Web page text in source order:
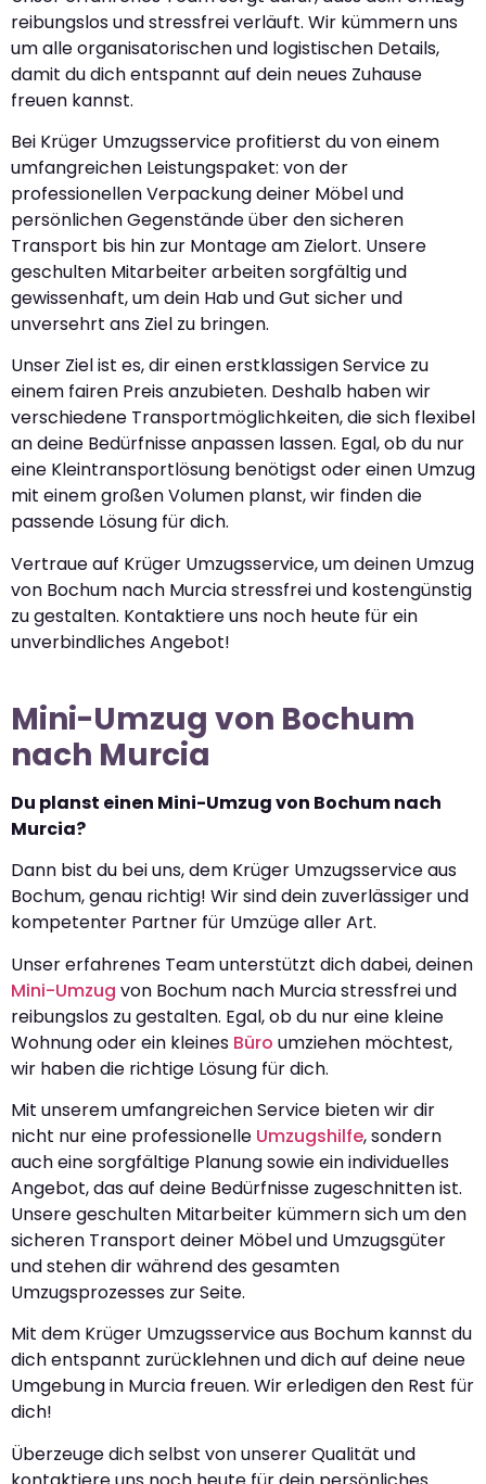
reibungslos und stressfrei verläuft. Wir kümmern uns
um alle organisatorischen und logistischen Details,
damit du dich entspannt auf dein neues Zuhause
freuen kannst.
Bei Krüger Umzugsservice profitierst du von einem
umfangreichen Leistungspaket: von der
professionellen Verpackung deiner Möbel und
persönlichen Gegenstände über den sicheren
Transport bis hin zur Montage am Zielort. Unsere
geschulten Mitarbeiter arbeiten sorgfältig und
gewissenhaft, um dein Hab und Gut sicher und
unversehrt ans Ziel zu bringen.
Unser Ziel ist es, dir einen erstklassigen Service zu
einem fairen Preis anzubieten. Deshalb haben wir
verschiedene Transportmöglichkeiten, die sich flexibel
an deine Bedürfnisse anpassen lassen. Egal, ob du nur
eine Kleintransportlösung benötigst oder einen Umzug
mit einem großen Volumen planst, wir finden die
passende Lösung für dich.
Vertraue auf Krüger Umzugsservice, um deinen Umzug
von Bochum nach Murcia stressfrei und kostengünstig
zu gestalten. Kontaktiere uns noch heute für ein
unverbindliches Angebot!
Mini-Umzug von Bochum
nach Murcia
Du planst einen Mini-Umzug von Bochum nach
Murcia?
Dann bist du bei uns, dem Krüger Umzugsservice aus
Bochum, genau richtig! Wir sind dein zuverlässiger und
kompetenter Partner für Umzüge aller Art.
Unser erfahrenes Team unterstützt dich dabei, deinen
Mini-Umzug von Bochum nach Murcia stressfrei und
reibungslos zu gestalten. Egal, ob du nur eine kleine
Wohnung oder ein kleines Büro umziehen möchtest,
wir haben die richtige Lösung für dich.
Mit unserem umfangreichen Service bieten wir dir
nicht nur eine professionelle Umzugshilfe, sondern
auch eine sorgfältige Planung sowie ein individuelles
Angebot, das auf deine Bedürfnisse zugeschnitten ist.
Unsere geschulten Mitarbeiter kümmern sich um den
sicheren Transport deiner Möbel und Umzugsgüter
und stehen dir während des gesamten
Umzugsprozesses zur Seite.
Mit dem Krüger Umzugsservice aus Bochum kannst du
dich entspannt zurücklehnen und dich auf deine neue
Umgebung in Murcia freuen. Wir erledigen den Rest für
dich!
Überzeuge dich selbst von unserer Qualität und